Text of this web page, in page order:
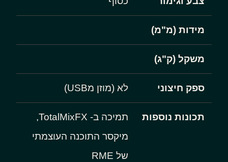
מידות (מ"מ)
משקל (ק"ג)
ספק חיצוני לא (מוזן מUSB)
תכונות נוספות
תמיכה ב- TotalMixFX,
מיקסר התוכנה העוצמתי
של RME